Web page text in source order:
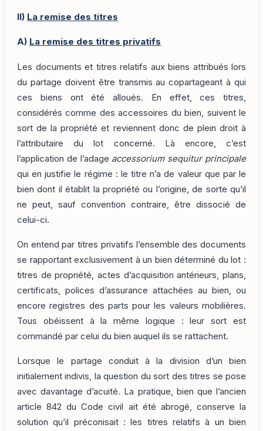
II) La remise des titres
A) La remise des titres privatifs
Les documents et titres relatifs aux biens attribués lors
du partage doivent être transmis au copartageant à qui
ces biens ont été alloués. En effet, ces titres,
considérés comme des accessoires du bien, suivent le
sort de la propriété et reviennent donc de plein droit à
l’attributaire du lot concerné. Là encore, c’est
l’application de l’adage accessorium sequitur principale
qui en justifie le régime : le titre n’a de valeur que par le
bien dont il établit la propriété ou l’origine, de sorte qu’il
ne peut, sauf convention contraire, être dissocié de
celui-ci.
On entend par titres privatifs l’ensemble des documents
se rapportant exclusivement à un bien déterminé du lot :
titres de propriété, actes d’acquisition antérieurs, plans,
certificats, polices d’assurance attachées au bien, ou
encore registres des parts pour les valeurs mobilières.
Tous obéissent à la même logique : leur sort est
commandé par celui du bien auquel ils se rattachent.
Lorsque le partage conduit à la division d’un bien
initialement indivis, la question du sort des titres se pose
avec davantage d’acuité. La pratique, bien que l’ancien
article 842 du Code civil ait été abrogé, conserve la
solution qu’il préconisait : les titres relatifs à un bien